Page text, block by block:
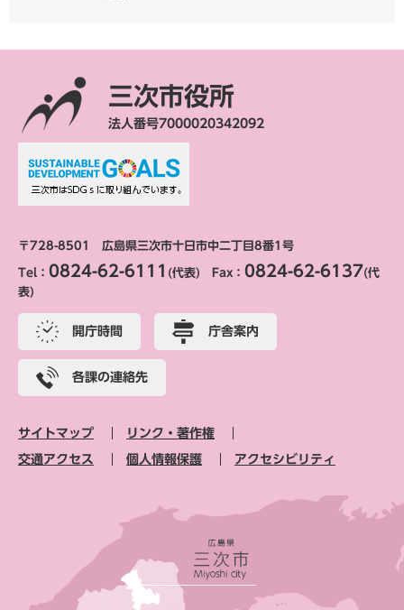
三次市役所
法人番号7000020342092
〒728-8501 広島県三次市十日市中二丁目8番1号
Tel： 0824-62-6111 (代表) Fax： 0824-62-6137(代
表)
開庁時間 庁舎案内
各課の連絡先
サイトマップ リンク・著作権
交通アクセス 個人情報保護 アクセシビリティ